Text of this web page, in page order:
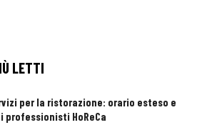
LETTI
per la ristorazione: orario esteso e
HoReCa